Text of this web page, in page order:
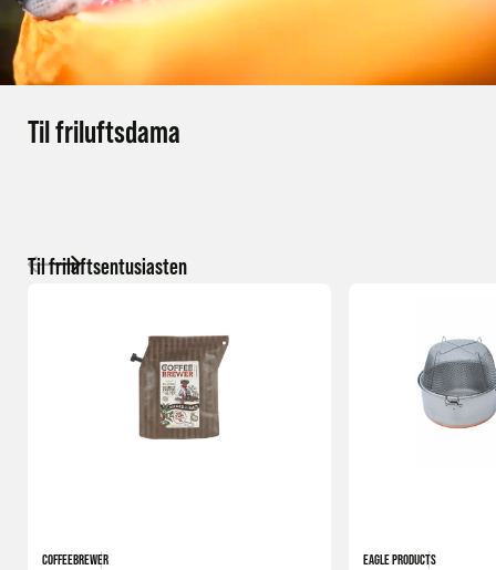
Til friluftsdama
Til friluftsentusiasten
COFFEEBREWER EAGLE PRODUCTS